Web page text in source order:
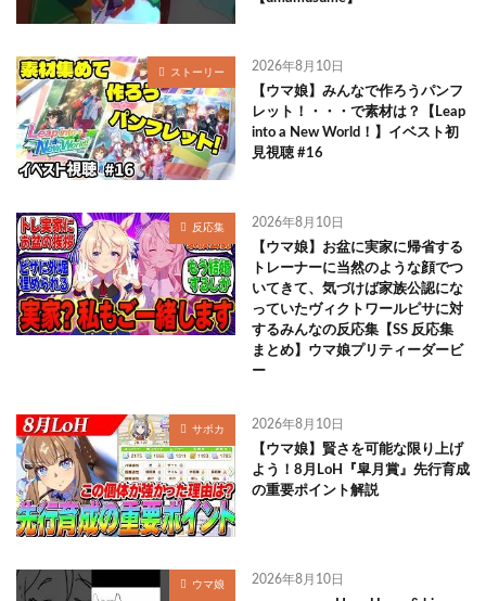
ストーリー 2026年8月10日
【ウマ娘】みんなで作ろうパンフ
レット！・・・で素材は？【Leap
into a New World！】イベスト初
見視聴 #16
反応集 2026年8月10日
【ウマ娘】お盆に実家に帰省する
トレーナーに当然のような顔でつ
いてきて、気づけば家族公認にな
っていたヴィクトワールピサに対
するみんなの反応集【SS 反応集
まとめ】ウマ娘プリティーダービ
ー
サポカ 2026年8月10日
【ウマ娘】賢さを可能な限り上げ
よう！8月LoH『皐月賞』先行育成
の重要ポイント解説
ウマ娘 2026年8月10日